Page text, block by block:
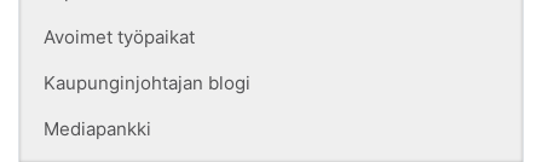
Avoimet työpaikat
Kaupunginjohtajan blogi
Mediapankki